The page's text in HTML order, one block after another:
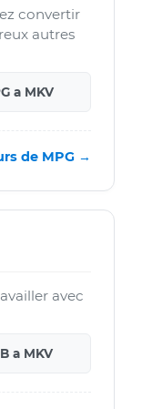
convertir
autres
a MKV
de MPG →
avec
a MKV